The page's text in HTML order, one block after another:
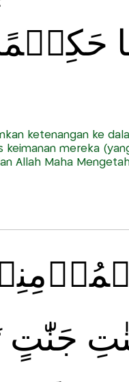
ketenangan ke
keimanan mereka
Allah Maha